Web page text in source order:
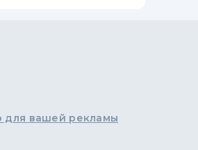
для вашей рекламы